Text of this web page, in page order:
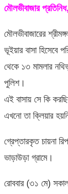
মৌলভীবাজার
মৌলভীবাজারের
ভূইয়ার বাসা হিসেবে
থেকে ১৩ মামলার
পুলিশ।
এই বাসায় সে কি
এখনো তা ক্লিয়ার
গ্রেপ্তারকৃত চায়না
ভাড়াউড়া গ্রামে।
রোববার (৩১ মে)